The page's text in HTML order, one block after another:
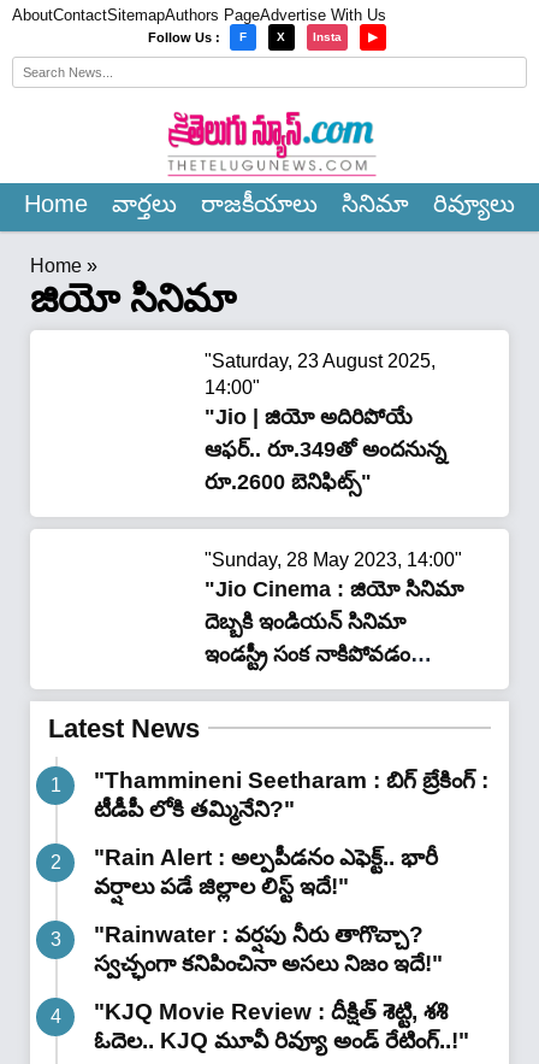
AboutContactSitemapAuthors PageAdvertise With Us
Follow Us : F X Insta ▶
Home వార్త‌లు రాజ‌కీయాలు సినిమా రివ్యూలు
Home »
జియో సినిమా
"Saturday, 23 August 2025,
14:00"
"Jio | జియో అదిరిపోయే
ఆఫ‌ర్.. రూ.349తో అంద‌నున్న
రూ.2600 బెనిఫిట్స్"
"Sunday, 28 May 2023, 14:00"
"Jio Cinema : జియో సినిమా
దెబ్బకి ఇండియన్ సినిమా
ఇండస్ట్రీ సంక నాకిపోవడం
గ్యారెంటీ ?"
Latest News
"Thammineni Seetharam : బిగ్ బ్రేకింగ్ :
టీడీపీ లోకి తమ్మినేని?"
"Rain Alert : అల్పపీడనం ఎఫెక్ట్.. భారీ
వర్షాలు పడే జిల్లాల లిస్ట్ ఇదే!"
"Rainwater : వర్షపు నీరు తాగొచ్చా?
స్వచ్ఛంగా కనిపించినా అసలు నిజం ఇదే!"
"KJQ Movie Review : దీక్షిత్ శెట్టి, శశి
ఓదెల.. KJQ మూవీ రివ్యూ అండ్ రేటింగ్‌..!"